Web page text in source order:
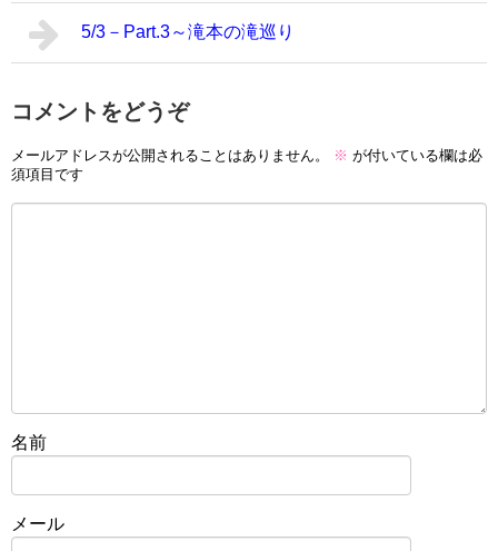
5/3－Part.3～滝本の滝巡り
コメントをどうぞ
メールアドレスが公開されることはありません。 ※ が付いている欄は必
須項目です
名前
メール